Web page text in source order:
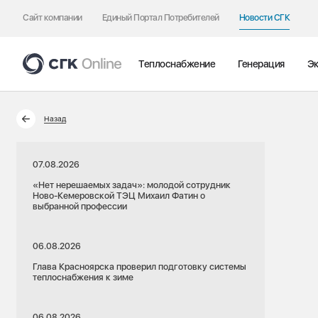
Сайт компании Единый Портал Потребителей Новости СГК
Теплоснабжение Генерация
Назад
07.08.2026
«Нет нерешаемых задач»: молодой сотрудник
Ново-Кемеровской ТЭЦ Михаил Фатин о
выбранной профессии
06.08.2026
Глава Красноярска проверил подготовку системы
теплоснабжения к зиме